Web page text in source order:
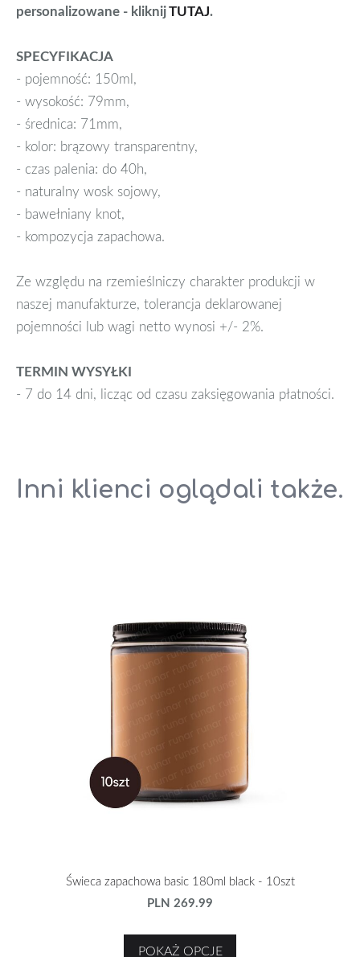
personalizowane - kliknijTUTAJ.
SPECYFIKACJA
- pojemność: 150ml,
- wysokość: 79mm,
- średnica: 71mm,
- kolor: brązowy transparentny,
- czas palenia: do 40h,
- naturalny wosk sojowy,
- bawełniany knot,
- kompozycja zapachowa.
Ze względu na rzemieślniczy charakter produkcji w
naszej manufakturze, tolerancja deklarowanej
pojemności lub wagi netto wynosi +/- 2%.
TERMIN WYSYŁKI
- 7 do 14 dni, licząc od czasu zaksięgowania płatności.
Inni klienci oglądali także.
Świeca zapachowa basic 180ml black - 10szt
PLN 269.99
POKAŻ OPCJE